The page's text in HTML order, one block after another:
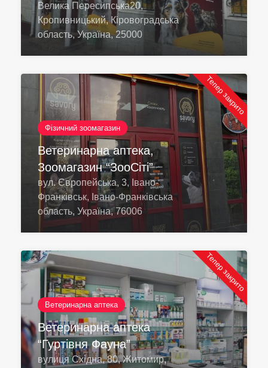
Велика Пересипська20,
Кропивницький, Кіровоградська
область, Україна, 25000
Тепер закрито
Фізичний зоомагазин
Ветеринарна аптека,
Зоомагазин “ЗооСіті”
вул. Європейська, 3, Івано-
Франківськ, Івано-Франківська
область, Україна, 76006
Тепер закрито
Ветеринарна аптека
Ветеринарна аптека
“Гуртівня Фауна”
вулиця Східна, 80, Житомир,